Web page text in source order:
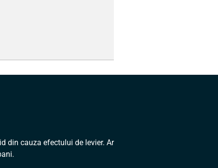
din cauza efectului de levier. Ar